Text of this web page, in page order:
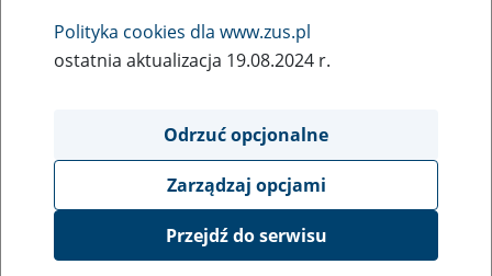
20
lutego
2026
Od przyszłego tygodnia z nowej wersji popularnego
e-urzędu ZUS skorzystają już niektórzy
przedsiębiorcy – płatnicy składek. W kolejnych
dniach dołączą do nich pozostali. Interfejs jest
przejrzysty i przyjazny dla użytkownika. Dzięki
Polityka cookies dla www.zus.pl
ostatnia aktualizacja 19.08.2024 r.
Odrzuć opcjonalne
Zarządzaj opcjami
Przejdź do serwisu